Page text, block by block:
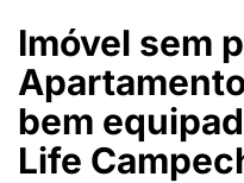
Imóvel sem
bem
Life